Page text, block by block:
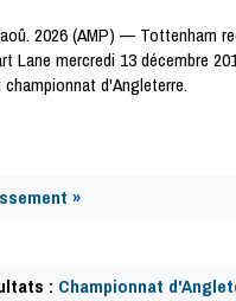
2026 (AMP) — Tottenham
Lane mercredi 13 décembre
championnat d'Angleterre.
»
: Championnat